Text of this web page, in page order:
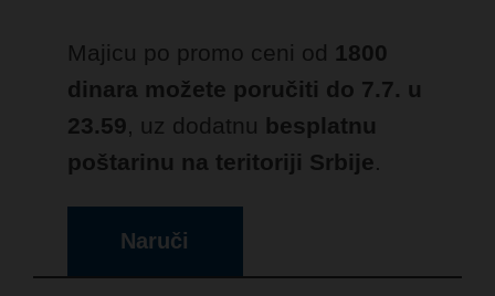
Majicu po promo ceni od 1800
dinara možete poručiti do 7.7. u
23.59, uz dodatnu besplatnu
poštarinu na teritoriji Srbije.
Naruči